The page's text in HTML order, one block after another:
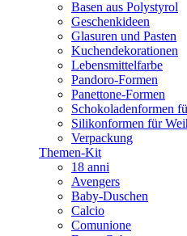
Basen aus Polystyrol
Geschenkideen
Glasuren und Pasten
Kuchendekorationen
Lebensmittelfarbe
Pandoro-Formen
Panettone-Formen
Schokoladenformen
Silikonformen für
Verpackung
Themen-Kit
18 anni
Avengers
Baby-Duschen
Calcio
Comunione